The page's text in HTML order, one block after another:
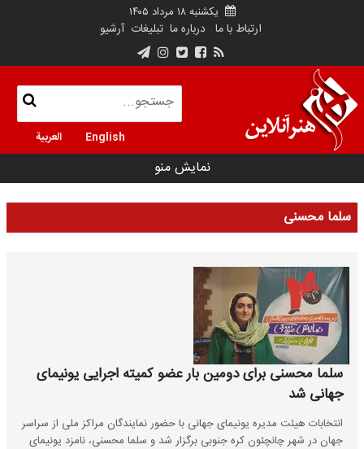
یکشنبه ۱۸ مرداد ۱۴۰۵
ارتباط با ما درباره ما تبلیغات آرشیو
English العربية
نمایش منو
سلما محسنی
سلما محسنی برای دومین بار عضو کمیته اجرایی یونیمای
جهانی شد
انتخابات هیئت مدیره یونیمای جهانی با حضور نمایندگان مراکز ملی از سراسر
جهان در شهر چانچئون کره جنوبی برگزار شد و سلما محسنی، نامزد یونیمای